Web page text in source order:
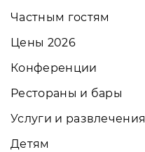
Частным гостям
Цены 2026
Конференции
Рестораны и бары
Услуги и развлечения
Детям